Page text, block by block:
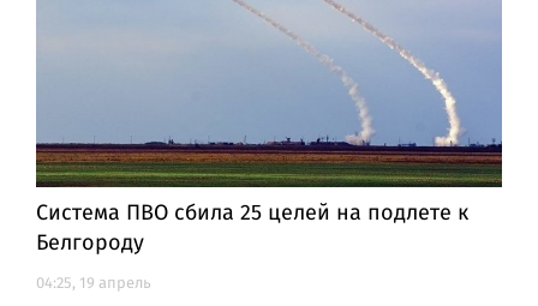
Система ПВО сбила 25 целей на подлете к
Белгороду
04:25, 19 апрель